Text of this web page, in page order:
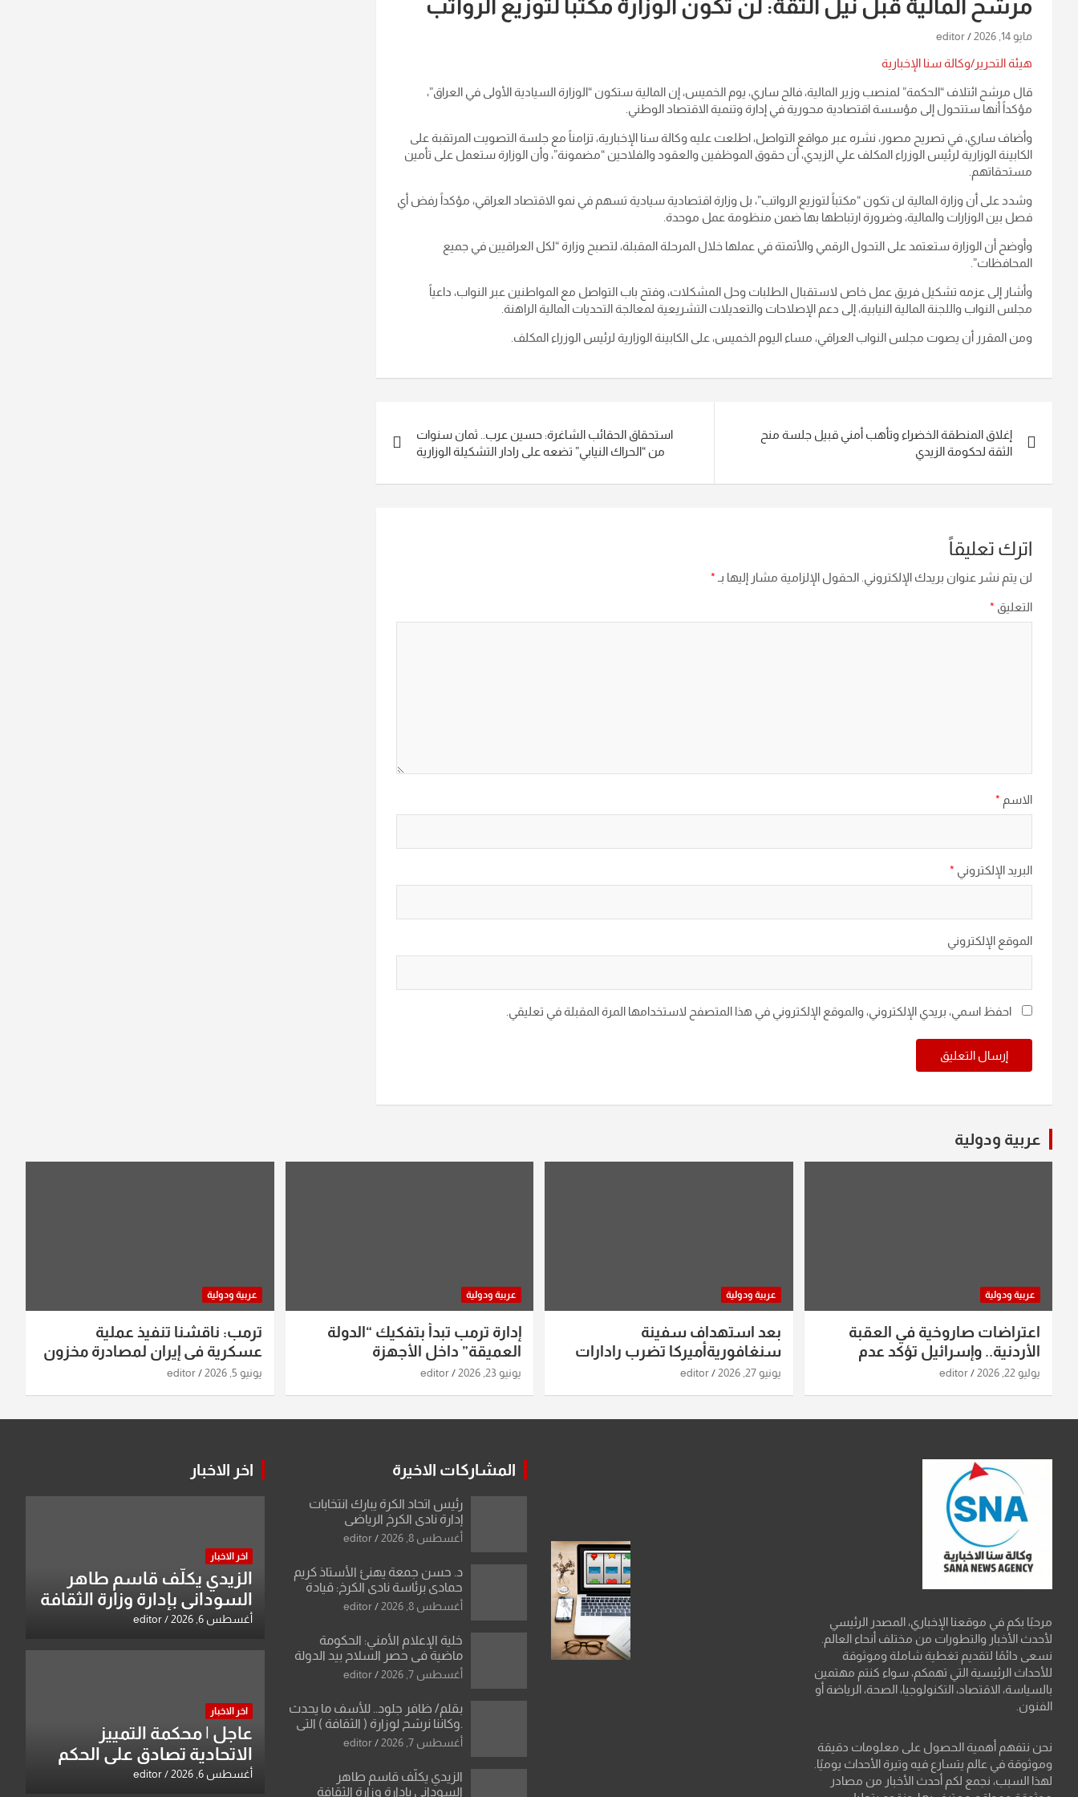
مرشح المالية قبل نيل الثقة: لن تكون الوزارة مكتباً لتوزيع الرواتب
مايو 14, 2026 editor
هيئة التحرير/وكالة سنا الإخبارية
قال مرشح ائتلاف “الحكمة” لمنصب وزير المالية، فالح ساري، يوم الخميس، إن المالية ستكون “الوزارة السيادية الأولى في العراق”،
مؤكداً أنها ستتحول إلى مؤسسة اقتصادية محورية في إدارة وتنمية الاقتصاد الوطني.
وأضاف ساري، في تصريح مصور، نشره عبر مواقع التواصل، اطلعت عليه وكالة سنا الإخبارية، تزامناً مع جلسة التصويت المرتقبة على
الكابينة الوزارية لرئيس الوزراء المكلف علي الزيدي، أن حقوق الموظفين والعقود والفلاحين “مضمونة”، وأن الوزارة ستعمل على تأمين
مستحقاتهم.
وشدد على أن وزارة المالية لن تكون “مكتباً لتوزيع الرواتب”، بل وزارة اقتصادية سيادية تسهم في نمو الاقتصاد العراقي، مؤكداً رفض أي
فصل بين الوزارات والمالية، وضرورة ارتباطها بها ضمن منظومة عمل موحدة.
وأوضح أن الوزارة ستعتمد على التحول الرقمي والأتمتة في عملها خلال المرحلة المقبلة، لتصبح وزارة “لكل العراقيين في جميع
المحافظات”.
وأشار إلى عزمه تشكيل فريق عمل خاص لاستقبال الطلبات وحل المشكلات، وفتح باب التواصل مع المواطنين عبر النواب، داعياً
مجلس النواب واللجنة المالية النيابية، إلى دعم الإصلاحات والتعديلات التشريعية لمعالجة التحديات المالية الراهنة.
ومن المقرر أن يصوت مجلس النواب العراقي، مساء اليوم الخميس، على الكابينة الوزارية لرئيس الوزراء المكلف.
المقالات
إغلاق المنطقة الخضراء وتأهب أمني قبيل جلسة منح
الثقة لحكومة الزيدي
استحقاق الحقائب الشاغرة: حسين عرب.. ثمان سنوات
من “الحراك النيابي” تضعه على رادار التشكيلة الوزارية
اترك تعليقاً
لن يتم نشر عنوان بريدك الإلكتروني. الحقول الإلزامية مشار إليها بـ *
التعليق *
الاسم *
البريد الإلكتروني *
الموقع الإلكتروني
احفظ اسمي، بريدي الإلكتروني، والموقع الإلكتروني في هذا المتصفح لاستخدامها المرة المقبلة في تعليقي.
عربية ودولية
عربية ودولية
اعتراضات صاروخية في العقبة
الأردنية.. وإسرائيل تؤكد عدم
استهدافها
يوليو 22, 2026 editor
عربية ودولية
بعد استهداف سفينة
سنغافوريةأميركا تضرب رادارات
ومواقع صواريخ ومسيرات إيران..
يونيو 27, 2026 editor
عربية ودولية
إدارة ترمب تبدأ بتفكيك “الدولة
العميقة” داخل الأجهزة
الاستخباراتية
يونيو 23, 2026 editor
عربية ودولية
ترمب: ناقشنا تنفيذ عملية
عسكرية في إيران لمصادرة مخزون
اليورانيوم
يونيو 5, 2026 editor
مرحبًا بكم في موقعنا الإخباري، المصدر الرئيسي
لأحدث الأخبار والتطورات من مختلف أنحاء العالم.
نسعى دائمًا لتقديم تغطية شاملة وموثوقة
للأحداث الرئيسية التي تهمكم، سواء كنتم مهتمين
بالسياسة، الاقتصاد، التكنولوجيا، الصحة، الرياضة أو
الفنون.
نحن نتفهم أهمية الحصول على معلومات دقيقة
وموثوقة في عالم يتسارع فيه وتيرة الأحداث يوميًا.
لهذا السبب، نجمع لكم أحدث الأخبار من مصادر
المشاركات الاخيرة
رئيس اتحاد الكرة يبارك انتخابات
إدارة نادي الكرخ الرياضي
أغسطس 8, 2026 editor
د. حسن جمعة يهنئ الأستاذ كريم
حمادي برئاسة نادي الكرخ: قيادة
استثنائية ونقلة نوعية في الرياضة
أغسطس 8, 2026 editor
خلية الإعلام الأمني: الحكومة
ماضية في حصر السلاح بيد الدولة
دون رجعة
أغسطس 7, 2026 editor
بقلم/ ظافر جلود.. للأسف ما يحدث
.وكاننا نرشح لوزارة ( الثقافة ) التي
ماتت من زمان وزير يمثلها من
العراقية..
أغسطس 7, 2026 editor
الزيدي يكلّف قاسم طاهر
السوداني بإدارة وزارة الثقافة
اخر الاخبار
اخر الاخبار
الزيدي يكلّف قاسم طاهر
السوداني بإدارة وزارة الثقافة
أغسطس 6, 2026 editor
اخر الاخبار
عاجل | محكمة التمييز
الاتحادية تصادق على الحكم
بحق خالد عبد الواحد كبيان
أغسطس 6, 2026 editor